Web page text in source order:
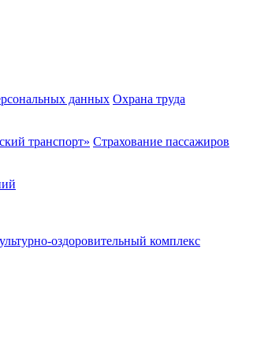
данных Охрана труда
транспорт» Страхование пассажиров
оздоровительный комплекс